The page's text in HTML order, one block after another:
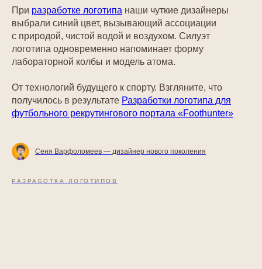
При разработке логотипа наши чуткие дизайнеры
выбрали синий цвет, вызывающий ассоциации
с природой, чистой водой и воздухом. Силуэт
логотипа одновременно напоминает форму
лабораторной колбы и модель атома.
От технологий будущего к спорту. Взгляните, что
получилось в результате Разработки логотипа для
футбольного рекрутингового портала «Foothunter»
Сеня Варфоломеев — дизайнер нового поколения
РАЗРАБОТКА ЛОГОТИПОВ